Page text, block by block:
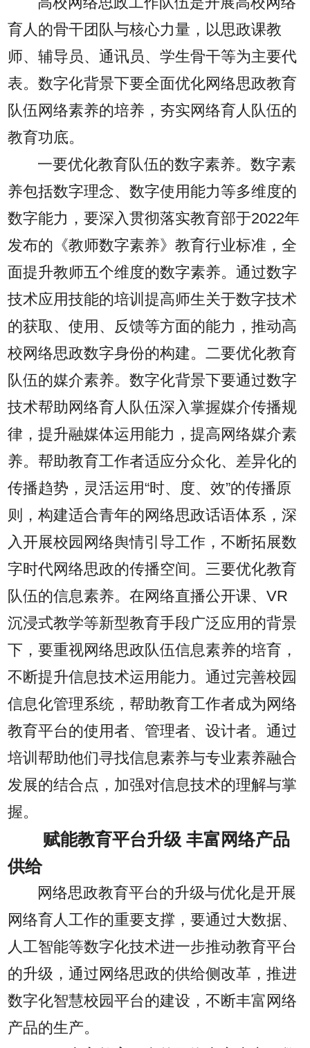
育人的骨干团队与核心力量，以思政课教
师、辅导员、通讯员、学生骨干等为主要代
表。数字化背景下要全面优化网络思政教育
队伍网络素养的培养，夯实网络育人队伍的
教育功底。
一要优化教育队伍的数字素养。数字素
养包括数字理念、数字使用能力等多维度的
数字能力，要深入贯彻落实教育部于2022年
发布的《教师数字素养》教育行业标准，全
面提升教师五个维度的数字素养。通过数字
技术应用技能的培训提高师生关于数字技术
的获取、使用、反馈等方面的能力，推动高
校网络思政数字身份的构建。二要优化教育
队伍的媒介素养。数字化背景下要通过数字
技术帮助网络育人队伍深入掌握媒介传播规
律，提升融媒体运用能力，提高网络媒介素
养。帮助教育工作者适应分众化、差异化的
传播趋势，灵活运用“时、度、效”的传播原
则，构建适合青年的网络思政话语体系，深
入开展校园网络舆情引导工作，不断拓展数
字时代网络思政的传播空间。三要优化教育
队伍的信息素养。在网络直播公开课、VR
沉浸式教学等新型教育手段广泛应用的背景
下，要重视网络思政队伍信息素养的培育，
不断提升信息技术运用能力。通过完善校园
信息化管理系统，帮助教育工作者成为网络
教育平台的使用者、管理者、设计者。通过
培训帮助他们寻找信息素养与专业素养融合
发展的结合点，加强对信息技术的理解与掌
握。
赋能教育平台升级 丰富网络产品
供给
网络思政教育平台的升级与优化是开展
网络育人工作的重要支撑，要通过大数据、
人工智能等数字化技术进一步推动教育平台
的升级，通过网络思政的供给侧改革，推进
数字化智慧校园平台的建设，不断丰富网络
产品的生产。